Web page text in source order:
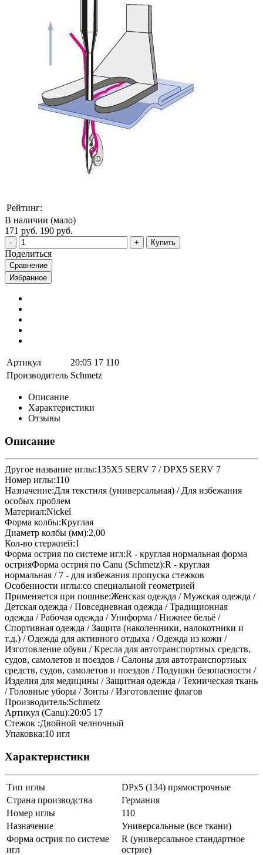
Рейтинг:
В наличии (мало)
171 руб. 190 руб.
Купить
Поделиться
Сравнение
Избранное
Артикул
20:05 17 110
Производитель Schmetz
Описание
Характеристики
Отзывы
Описание
Другое название иглы:135X5 SERV 7 / DPX5 SERV 7
Номер иглы:110
Назначение:Для текстиля (универсальная) / Для избежания
особых проблем
Материал:Nickel
Форма колбы:Круглая
Диаметр колбы (мм):2,00
Кол-во стержней:1
Форма острия по системе игл:R - круглая нормальная форма
острияФорма острия по Canu (Schmetz):R - круглая
нормальная / 7 - для избежания пропуска стежков
Особенности иглы:со специальной геометрией
Применяется при пошиве:Женская одежда / Мужская одежда /
Детская одежда / Повседневная одежда / Традиционная
одежда / Рабочая одежда / Униформа / Нижнее бельё /
Спортивная одежда / Защита (наколенники, налокотники и
т.д.) / Одежда для активного отдыха / Одежда из кожи /
Изготовление обуви / Кресла для автотранспортных средств,
судов, самолетов и поездов / Салоны для автотранспортных
средств, судов, самолетов и поездов / Подушки безопасности /
Изделия для медицины / Защитная одежда / Техническая ткань
/ Головные уборы / Зонты / Изготовление флагов
Производитель:Schmetz
Артикул (Canu):20:05 17
Стежок :Двойной челночный
Упаковка:10 игл
Характеристики
Тип иглы
DPx5 (134) прямострочные
Страна производства
Германия
Номер иглы
110
Назначение
Универсальные (все ткани)
Форма острия по системе
игл
R (универсальное стандартное
острие)